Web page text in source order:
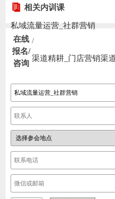
相关内训课
私域流量运营_社群营销
/
渠道精耕_门店营销渠
在线
报名/
咨询